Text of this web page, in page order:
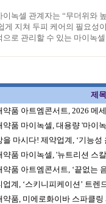
이녹셀 관계자는 “무더위와
게 지쳐 두피 케어의 필요성
으로 관리할 수 있는 마이녹
제목
약품 아트엠콘서트, 2026 메
약품 마이녹셀, 대용량 '마이
을 마시다! 제약업계, ‘기능성
약품 마이녹셀, '뉴트리션 스
약품 아트엠콘서트, ‘끝없는
업계, ‘스키니피케이션’ 트렌
약품, 미에로화이바 스파클링